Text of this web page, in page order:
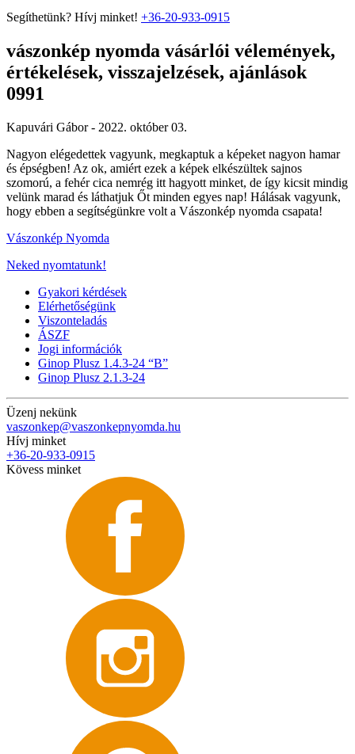
Segíthetünk? Hívj minket! +36-20-933-0915
vászonkép nyomda vásárlói vélemények,
értékelések, visszajelzések, ajánlások
0991
Kapuvári Gábor - 2022. október 03.
Nagyon elégedettek vagyunk, megkaptuk a képeket nagyon hamar
és épségben! Az ok, amiért ezek a képek elkészültek sajnos
szomorú, a fehér cica nemrég itt hagyott minket, de így kicsit mindig
velünk marad és láthatjuk Őt minden egyes nap! Hálásak vagyunk,
hogy ebben a segítségünkre volt a Vászonkép nyomda csapata!
Vászonkép Nyomda
Neked nyomtatunk!
Gyakori kérdések
Elérhetőségünk
Viszonteladás
ÁSZF
Jogi információk
Ginop Plusz 1.4.3-24 “B”
Ginop Plusz 2.1.3-24
Üzenj nekünk
vaszonkep@vaszonkepnyomda.hu
Hívj minket
+36-20-933-0915
Kövess minket